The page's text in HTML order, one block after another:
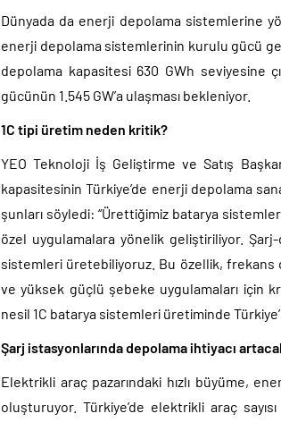
Dünyada da enerji depolama sistemlerine
enerji depolama sistemlerinin kurulu gücü
depolama kapasitesi 630 GWh seviyesine
gücünün 1.545 GW’a ulaşması bekleniyor.
1C tipi üretim neden kritik?
YEO Teknoloji İş Geliştirme ve Satış
kapasitesinin Türkiye’de enerji depolama
şunları söyledi: “Ürettiğimiz batarya
özel uygulamalara yönelik geliştiriliyor.
sistemleri üretebiliyoruz. Bu özellik, frekans
ve yüksek güçlü şebeke uygulamaları için
nesil 1C batarya sistemleri üretiminde
Şarj istasyonlarında depolama ihtiyacı
Elektrikli araç pazarındaki hızlı büyüme,
oluşturuyor. Türkiye’de elektrikli araç